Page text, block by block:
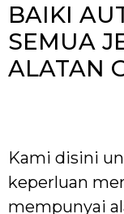
BAIKI
SEMUA
ALATAN
Kami disini
keperluan
mempunyai